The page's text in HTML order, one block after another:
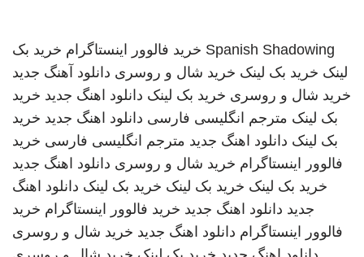
Spanish Shadowing خرید فالوور اینستاگرام خرید بک
لینک خرید بک لینک خرید شال و روسری دانلود آهنگ جدید
خرید شال و روسری خرید بک لینک دانلود اهنگ جدید خرید
بک لینک مترجم انگلیسی فارسی دانلود اهنگ جدید خرید
بک لینک دانلود اهنگ جدید مترجم انگلیسی فارسی خرید
فالوور اینستاگرام خرید شال و روسری دانلود اهنگ جدید
خرید بک لینک خرید بک لینک خرید بک لینک دانلود اهنگ
جدید دانلود اهنگ جدید خرید فالوور اینستاگرام خرید
فالوور اینستاگرام دانلود اهنگ جدید خرید شال و روسری